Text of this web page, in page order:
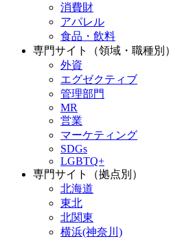
消費財
アパレル
食品・飲料
専門サイト（領域・職種別）
外資
エグゼクティブ
管理部門
MR
営業
マーケティング
SDGs
LGBTQ+
専門サイト（拠点別）
北海道
東北
北関東
横浜(神奈川)